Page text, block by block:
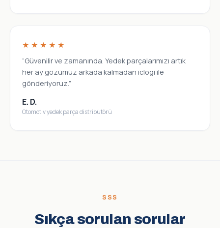
★★★★★
“Güvenilir ve zamanında. Yedek parçalarımızı artık
her ay gözümüz arkada kalmadan iclogi ile
gönderiyoruz.”
E. D.
Otomotiv yedek parça distribütörü
SSS
Sıkça sorulan sorular